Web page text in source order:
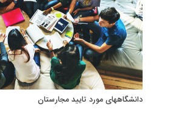
دانشگاههای مورد تایید مجارستان